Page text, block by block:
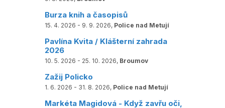
Burza knih a časopisů
15. 4. 2026 - 9. 9. 2026, Police nad Metují
Pavlína Kvita / Klášterní zahrada
2026
10. 5. 2026 - 25. 10. 2026, Broumov
Zažij Policko
1. 6. 2026 - 31. 8. 2026, Police nad Metují
Markéta Magidová - Když zavřu oči,